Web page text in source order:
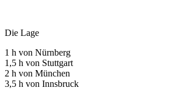
Die Lage
1 h von Nürnberg
1,5 h von Stuttgart
2 h von München
3,5 h von Innsbruck